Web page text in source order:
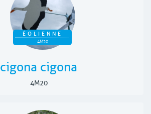
ÉOLIENNE
4M20
cigona cigona
4M20